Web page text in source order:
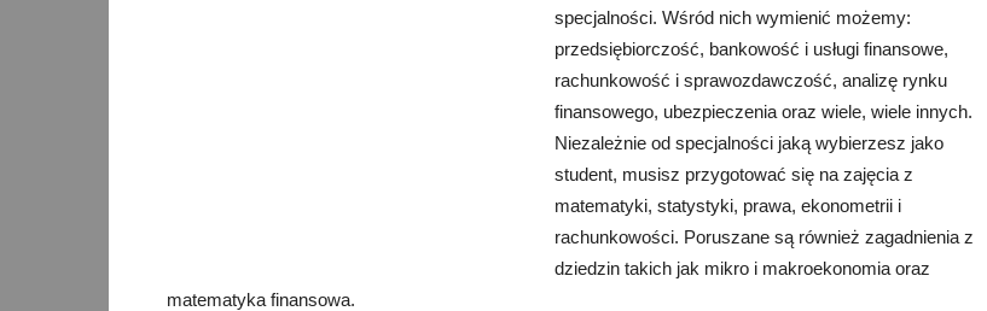
specjalności. Wśród nich wymienić możemy:
przedsiębiorczość, bankowość i usługi finansowe,
rachunkowość i sprawozdawczość, analizę rynku
finansowego, ubezpieczenia oraz wiele, wiele innych.
Niezależnie od specjalności jaką wybierzesz jako
student, musisz przygotować się na zajęcia z
matematyki, statystyki, prawa, ekonometrii i
rachunkowości. Poruszane są również zagadnienia z
dziedzin takich jak mikro i makroekonomia oraz
matematyka finansowa.